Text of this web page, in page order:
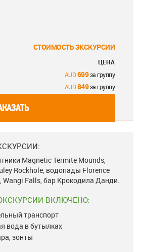
СТОИМОСТЬ ЭКСКУРСИИ
ЦЕНА
699за группу
849за группу
Magnetic Termite Mounds,
Rockhole, водопады Florence
Wangi Falls, бар Крокодила Данди.
ВКЛЮЧЕНО:
транспорт
вода в бутылках
зонты